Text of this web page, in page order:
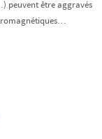
peuvent être aggravés